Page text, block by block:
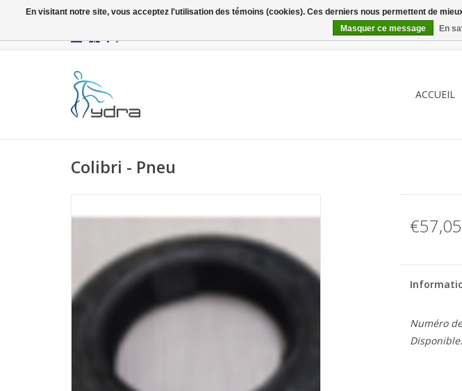
ACCUEIL
Colibri - Pneu
€57,05
Numéro
Disponible:
En visitant notre site, vous acceptez l'utilisation des témoins (cookies). Ces derniers nous permettent de
Masquer ce message
En